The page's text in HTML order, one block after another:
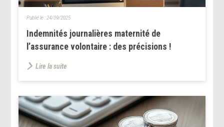
Indemnités journalières maternité de
l’assurance volontaire : des précisions !
Publié le : 24/09/2025
Lire la suite